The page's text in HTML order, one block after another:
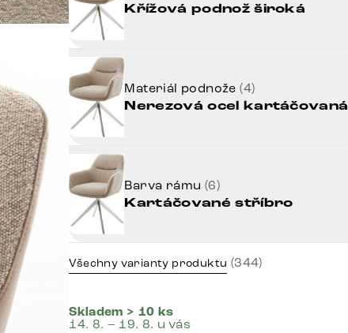
Křížová podnož široká
Materiál podnože(4)
Nerezová ocel kartáčovaná
Barva rámu (6)
Kartáčované stříbro
Všechny varianty produktu (344)
Skladem > 10 ks
14. 8. – 19. 8. u vás